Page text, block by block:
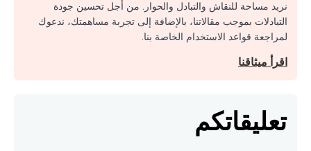
نريد مساحة للنقاش والتبادل والحوار. من أجل تحسين جودة
التبادلات بموجب مقالاتنا، بالإضافة إلى تجربة مساهمتك، ندعوك
لمراجعة قواعد الاستخدام الخاصة بنا.
اقرأ ميثاقنا
تعليقاتكم